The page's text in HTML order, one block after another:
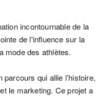
incontournable de la
de l'influence sur la
mode des athlètes.
qui allie l’histoire,
le marketing. Ce projet a